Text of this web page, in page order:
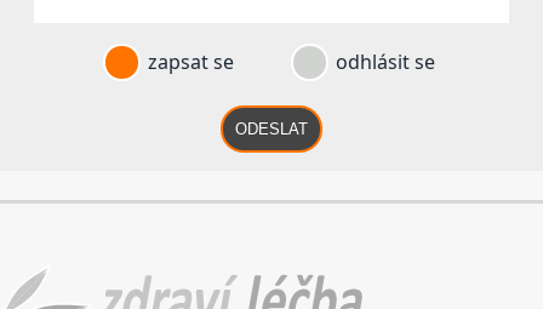
zapsat se odhlásit se
ODESLAT